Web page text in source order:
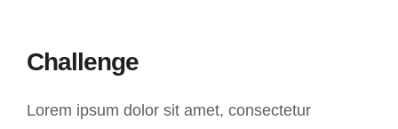
Challenge
Lorem ipsum dolor sit amet, consectetur